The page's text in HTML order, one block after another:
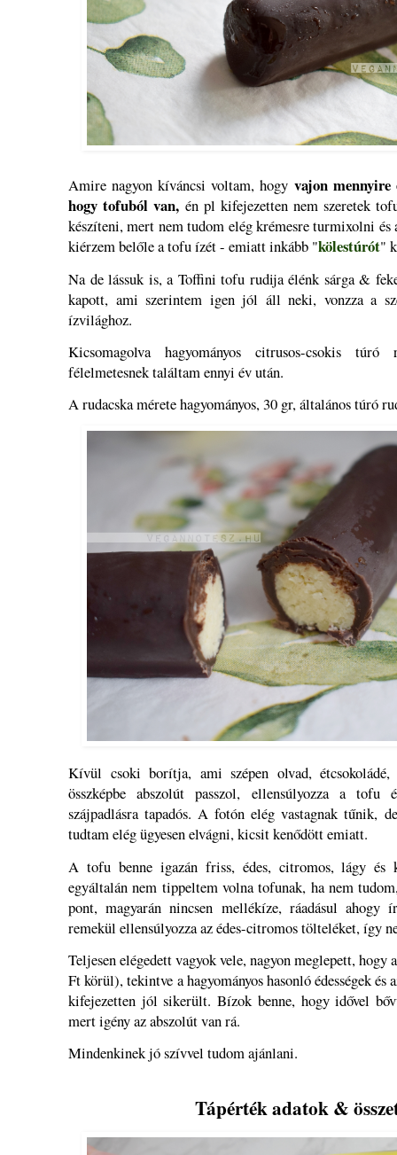
Amire nagyon kíváncsi voltam, hogy vajon mennyire
hogy tofuból van, én pl kifejezetten nem szeretek
készíteni, mert nem tudom elég krémesre turmixolni és
kiérzem belőle a tofu ízét - emiatt inkább "kölestúrót"
Na de lássuk is, a Toffini tofu rudija élénk sárga &
kapott, ami szerintem igen jól áll neki, vonzza a
ízvilághoz.
Kicsomagolva hagyományos citrusos-csokis
félelmetesnek találtam ennyi év után.
A rudacska mérete hagyományos, 30 gr, általános túró
Kívül csoki borítja, ami szépen olvad,
összképbe abszolút passzol, ellensúlyozza a tofu
szájpadlásra tapadós. A fotón elég vastagnak tűnik,
tudtam elég ügyesen elvágni, kicsit kenődött emiatt.
A tofu benne igazán friss, édes, citromos, lágy és
egyáltalán nem tippeltem volna tofunak, ha nem
pont, magyarán nincsen mellékíze, ráadásul ahogy
remekül ellensúlyozza az édes-citromos tölteléket, így
Teljesen elégedett vagyok vele, nagyon meglepett, hogy
Ft körül), tekintve a hagyományos hasonló édességek
kifejezetten jól sikerült. Bízok benne, hogy idővel
mert igény az abszolút van rá.
Mindenkinek jó szívvel tudom ajánlani.
Tápérték adatok &